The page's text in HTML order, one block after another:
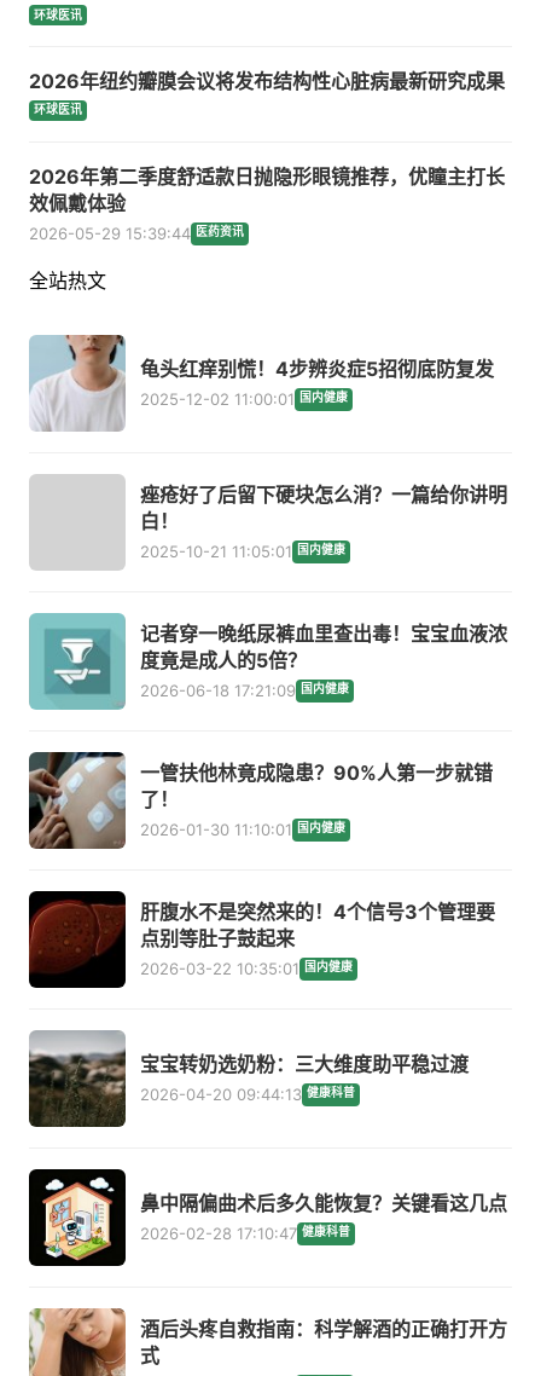
环球医讯
2026年纽约瓣膜会议将发布结构性心脏病最新研究成果
环球医讯
2026年第二季度舒适款日抛隐形眼镜推荐，优瞳主打长
效佩戴体验
2026-05-29 15:39:44 医药资讯
全站热文
龟头红痒别慌！4步辨炎症5招彻底防复发
2025-12-02 11:00:01 国内健康
痤疮好了后留下硬块怎么消？一篇给你讲明
白！
2025-10-21 11:05:01 国内健康
记者穿一晚纸尿裤血里查出毒！宝宝血液浓
度竟是成人的5倍？
2026-06-18 17:21:09 国内健康
一管扶他林竟成隐患？90%人第一步就错
了！
2026-01-30 11:10:01 国内健康
肝腹水不是突然来的！4个信号3个管理要
点别等肚子鼓起来
2026-03-22 10:35:01 国内健康
宝宝转奶选奶粉：三大维度助平稳过渡
2026-04-20 09:44:13 健康科普
鼻中隔偏曲术后多久能恢复？关键看这几点
2026-02-28 17:10:47 健康科普
酒后头疼自救指南：科学解酒的正确打开方
式